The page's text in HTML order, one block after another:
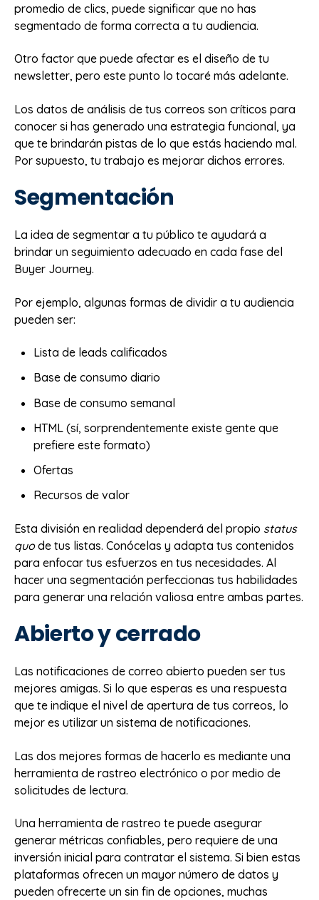
promedio de clics, puede significar que no has
segmentado de forma correcta a tu audiencia.
Otro factor que puede afectar es el diseño de tu
newsletter, pero este punto lo tocaré más adelante.
Los datos de análisis de tus correos son críticos para
conocer si has generado una estrategia funcional, ya
que te brindarán pistas de lo que estás haciendo mal.
Por supuesto, tu trabajo es mejorar dichos errores.
Segmentación
La idea de segmentar a tu público te ayudará a
brindar un seguimiento adecuado en cada fase del
Buyer Journey.
Por ejemplo, algunas formas de dividir a tu audiencia
pueden ser:
Lista de leads calificados
Base de consumo diario
Base de consumo semanal
HTML (sí, sorprendentemente existe gente que
prefiere este formato)
Ofertas
Recursos de valor
Esta división en realidad dependerá del propio status
quode tus listas. Conócelas y adapta tus contenidos
para enfocar tus esfuerzos en tus necesidades. Al
hacer una segmentación perfeccionas tus habilidades
para generar una relación valiosa entre ambas partes.
Abierto y cerrado
Las notificaciones de correo abierto pueden ser tus
mejores amigas. Si lo que esperas es una respuesta
que te indique el nivel de apertura de tus correos, lo
mejor es utilizar un sistema de notificaciones.
Las dos mejores formas de hacerlo es mediante una
herramienta de rastreo electrónico o por medio de
solicitudes de lectura.
Una herramienta de rastreo te puede asegurar
generar métricas confiables, pero requiere de una
inversión inicial para contratar el sistema. Si bien estas
plataformas ofrecen un mayor número de datos y
pueden ofrecerte un sin fin de opciones, muchas